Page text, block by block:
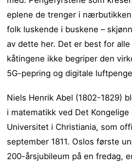
eplene de trenger i
folk luskende i buskene –
av dette her. Det er best for
kåtingene ikke begriper den
5G-pepring og digitale
Niels Henrik Abel (1802-1829)
i matematikk ved Det Kongelige
Universitet i Christiania, som
september 1811. Oslos første
200-årsjubileum på en fredag,